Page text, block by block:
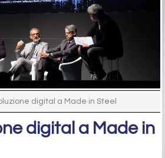
digital a Made in Steel
digital a Made in